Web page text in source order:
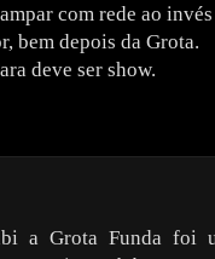
com rede ao
bem depois da Grota.
deve ser show.
a Grota Funda foi